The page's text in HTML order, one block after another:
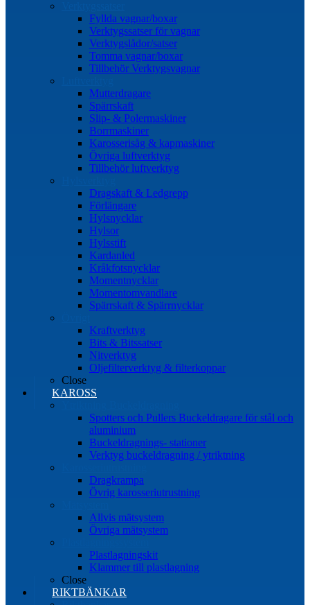
Fyllda vagnar/boxar
Verktygssatser för vagnar
Verktygslådor/satser
Tomma vagnar/boxar
Tillbehör Verktygsvagnar
Mutterdragare
Spärrskaft
Slip- & Polermaskiner
Borrmaskiner
Karosserisåg & kapmaskiner
Övriga luftverktyg
Tillbehör luftverktyg
Dragskaft & Ledgrepp
Förlängare
Hylsnycklar
Hylsor
Hylsstift
Kardanled
Kråkfotsnycklar
Momentnycklar
Momentomvandlare
Spärrskaft & Spärrnycklar
Kraftverktyg
Bits & Bitssatser
Nitverktyg
Oljefilterverktyg & filterkoppar
Close
KAROSS
Spotters och Pullers Buckeldragare för stål och
aluminium
Buckeldragnings- stationer
Verktyg buckeldragning / ytriktning
Dragkrampa
Övrig karosseriutrustning
Allvis mätsystem
Övriga mätsystem
Plastlagningskit
Klammer till plastlagning
Close
RIKTBÄNKAR